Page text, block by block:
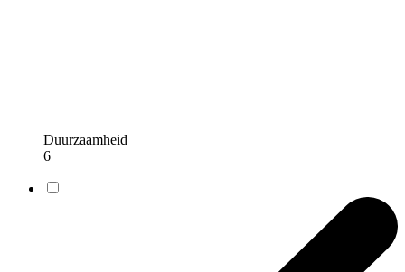
Duurzaamheid
6